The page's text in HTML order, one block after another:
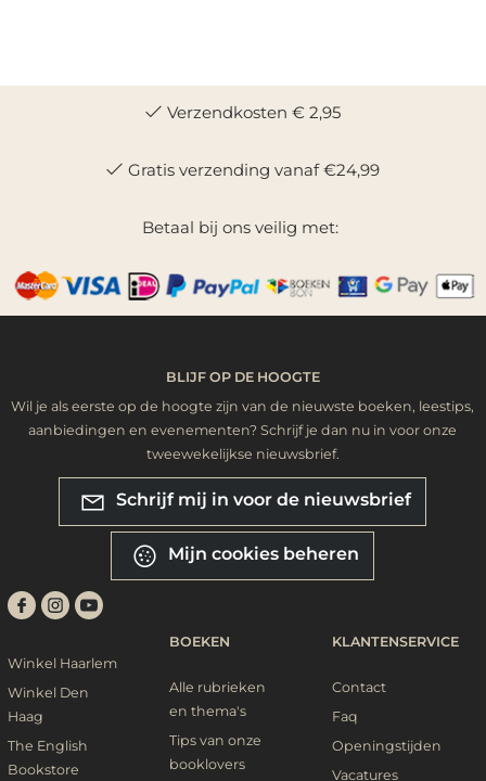
Verzendkosten € 2,95
Gratis verzending vanaf €24,99
Betaal bij ons veilig met:
BLIJF OP DE HOOGTE
Wil je als eerste op de hoogte zijn van de nieuwste boeken, leestips,
aanbiedingen en evenementen? Schrijf je dan nu in voor onze
tweewekelijkse nieuwsbrief.
Schrijf mij in voor de nieuwsbrief
Mijn cookies beheren
Winkel Haarlem
Winkel Den
Haag
The English
Bookstore
BOEKEN
Alle rubrieken
en thema's
Tips van onze
booklovers
KLANTENSERVICE
Contact
Faq
Openingstijden
Vacatures